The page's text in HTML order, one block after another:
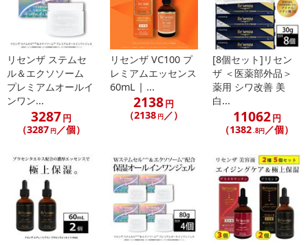
リセンザ ステムセ
ル＆エクソソーム
プレミアムオールイ
ンワン...
3287円
（3287 円／個）
リセンザ VC100 プ
レミアムエッセンス
60mL | ...
2138円
（2138 円／）
[8個セット]リセン
ザ ＜医薬部外品＞
薬用 シワ改善 美
白...
11062円
（1382.8円／個）